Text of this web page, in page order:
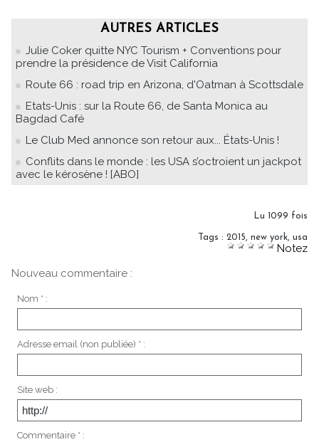
AUTRES ARTICLES
Julie Coker quitte NYC Tourism + Conventions pour
prendre la présidence de Visit California
Route 66 : road trip en Arizona, d'Oatman à Scottsdale
Etats-Unis : sur la Route 66, de Santa Monica au
Bagdad Café
Le Club Med annonce son retour aux... États-Unis !
Conflits dans le monde : les USA s’octroient un jackpot
avec le kérosène ! [ABO]
Lu 1099 fois
Tags : 2015, new york, usa
Notez
Nouveau commentaire :
Nom * :
Adresse email (non publiée) * :
Site web :
Commentaire * :